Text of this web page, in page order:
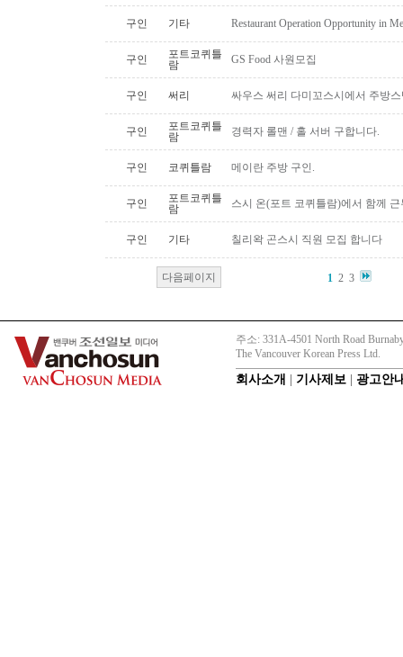
구인 기타 Restaurant Operation Opportunity in
구인
포트코퀴틀
람
GS Food 사원모집
구인 써리 싸우스 써리 다미꼬스시에서 주방
구인
포트코퀴틀
람
경력자 롤맨 / 홀 서버 구합니다.
구인 코퀴틀람 메이란 주방 구인.
구인
포트코퀴틀
람
스시 온(포트 코퀴틀람)에서 함께
구인 기타 칠리왁 곤스시 직원 모집 합니다
다음페이지 1 2 3
주소: 331A-4501 North Road
The Vancouver Korean Press Ltd.
회사소개 기사제보 광고안